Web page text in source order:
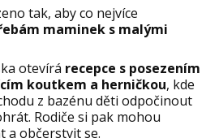
tak, aby co nejvíce
maminek s malými
otevírá recepce s posezením
koutkem a herničkou, kde
z bazénu děti odpočinout
Rodiče si pak mohou
a občerstvit se.